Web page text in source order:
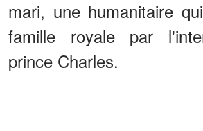
mari, une humanitaire
famille royale par
prince Charles.